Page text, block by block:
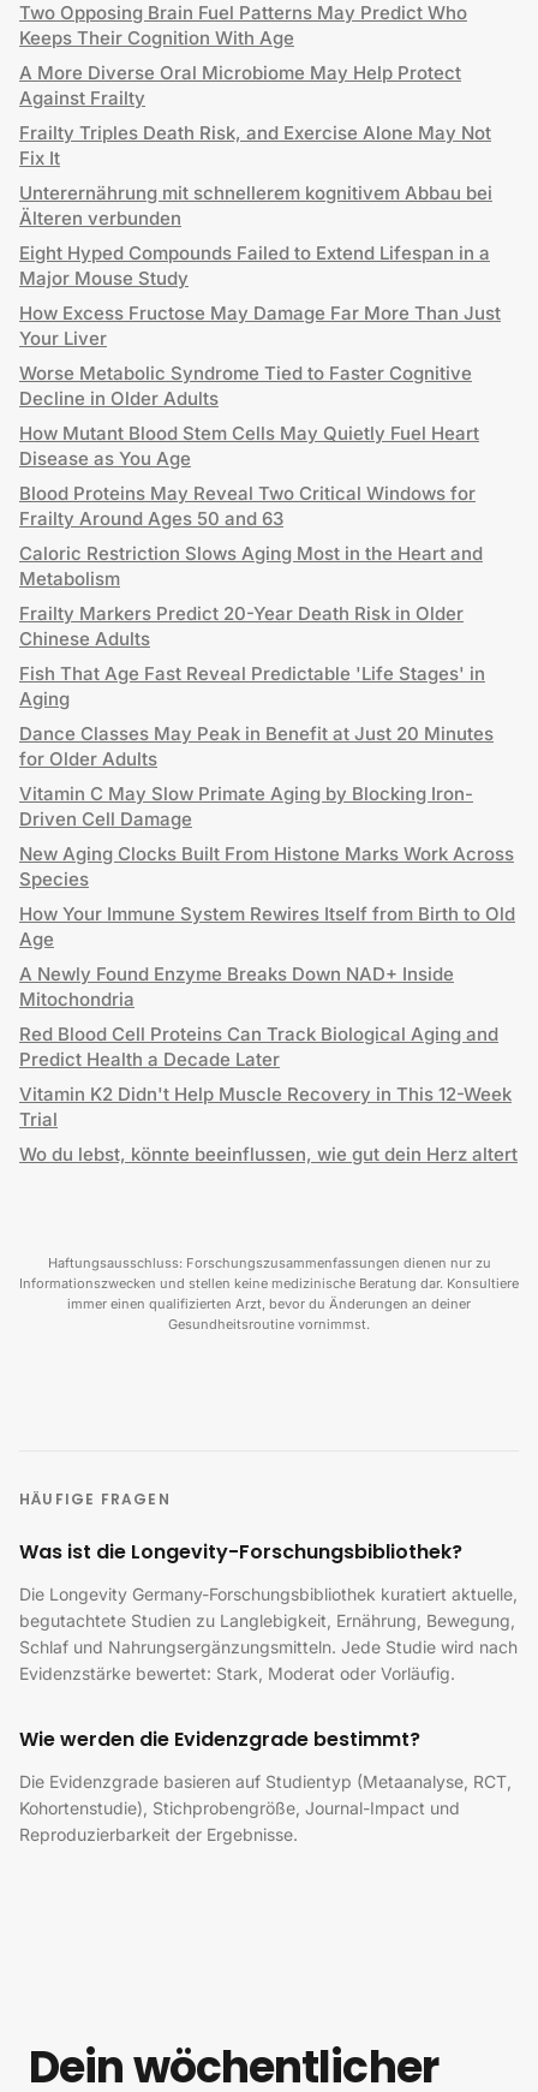
Two Opposing Brain Fuel Patterns May Predict Who
Keeps Their Cognition With Age
A More Diverse Oral Microbiome May Help Protect
Against Frailty
Frailty Triples Death Risk, and Exercise Alone May Not
Fix It
Unterernährung mit schnellerem kognitivem Abbau bei
Älteren verbunden
Eight Hyped Compounds Failed to Extend Lifespan in a
Major Mouse Study
How Excess Fructose May Damage Far More Than Just
Your Liver
Worse Metabolic Syndrome Tied to Faster Cognitive
Decline in Older Adults
How Mutant Blood Stem Cells May Quietly Fuel Heart
Disease as You Age
Blood Proteins May Reveal Two Critical Windows for
Frailty Around Ages 50 and 63
Caloric Restriction Slows Aging Most in the Heart and
Metabolism
Frailty Markers Predict 20-Year Death Risk in Older
Chinese Adults
Fish That Age Fast Reveal Predictable 'Life Stages' in
Aging
Dance Classes May Peak in Benefit at Just 20 Minutes
for Older Adults
Vitamin C May Slow Primate Aging by Blocking Iron-
Driven Cell Damage
New Aging Clocks Built From Histone Marks Work Across
Species
How Your Immune System Rewires Itself from Birth to Old
Age
A Newly Found Enzyme Breaks Down NAD+ Inside
Mitochondria
Red Blood Cell Proteins Can Track Biological Aging and
Predict Health a Decade Later
Vitamin K2 Didn't Help Muscle Recovery in This 12-Week
Trial
Wo du lebst, könnte beeinflussen, wie gut dein Herz altert
Haftungsausschluss: Forschungszusammenfassungen dienen nur zu
Informationszwecken und stellen keine medizinische Beratung dar. Konsultiere
immer einen qualifizierten Arzt, bevor du Änderungen an deiner
Gesundheitsroutine vornimmst.
HÄUFIGE FRAGEN
Was ist die Longevity-Forschungsbibliothek?
Die Longevity Germany-Forschungsbibliothek kuratiert aktuelle,
begutachtete Studien zu Langlebigkeit, Ernährung, Bewegung,
Schlaf und Nahrungsergänzungsmitteln. Jede Studie wird nach
Evidenzstärke bewertet: Stark, Moderat oder Vorläufig.
Wie werden die Evidenzgrade bestimmt?
Die Evidenzgrade basieren auf Studientyp (Metaanalyse, RCT,
Kohortenstudie), Stichprobengröße, Journal-Impact und
Reproduzierbarkeit der Ergebnisse.
Dein wöchentlicher